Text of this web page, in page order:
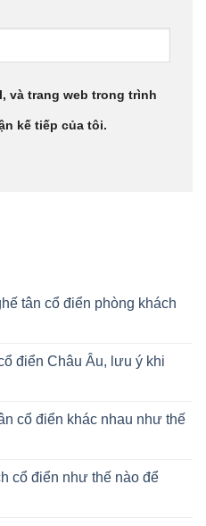
và trang web trong trình
kế tiếp của tôi.
tân cổ điển phòng khách
điển Châu Âu, lưu ý khi
cổ điển khác nhau như thế
cổ điển như thế nào để